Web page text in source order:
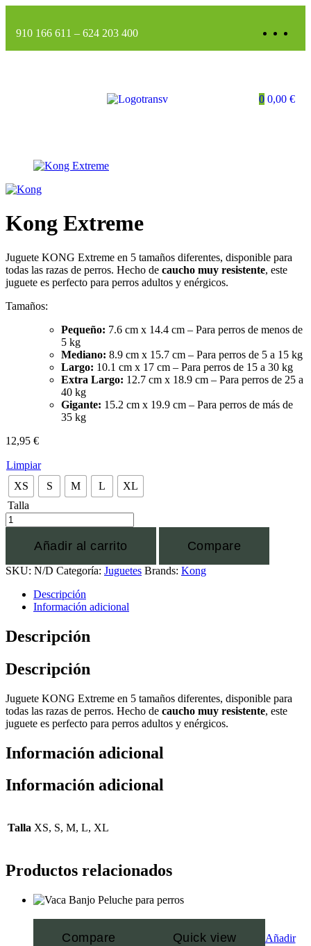
910 166 611 – 624 203 400
0 0,00 €
Kong Extreme
Juguete KONG Extreme en 5 tamaños diferentes, disponible para
todas las razas de perros. Hecho de caucho muy resistente, este
juguete es perfecto para perros adultos y enérgicos.
Tamaños:
Pequeño: 7.6 cm x 14.4 cm – Para perros de menos de
5 kg
Mediano: 8.9 cm x 15.7 cm – Para perros de 5 a 15 kg
Largo: 10.1 cm x 17 cm – Para perros de 15 a 30 kg
Extra Largo: 12.7 cm x 18.9 cm – Para perros de 25 a
40 kg
Gigante: 15.2 cm x 19.9 cm – Para perros de más de
35 kg
12,95 €
Limpiar
XS
S M L
XL
Talla
Añadir al carrito Compare
SKU: N/D Categoría: Juguetes Brands: Kong
Descripción
Información adicional
Descripción
Descripción
Juguete KONG Extreme en 5 tamaños diferentes, disponible para
todas las razas de perros. Hecho de caucho muy resistente, este
juguete es perfecto para perros adultos y enérgicos.
Información adicional
Información adicional
Talla XS, S, M, L, XL
Productos relacionados
Compare Quick view Añadir